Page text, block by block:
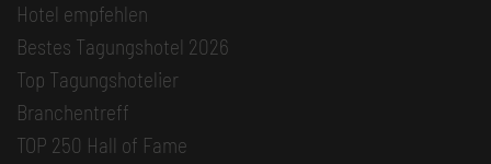
Hotel empfehlen
Bestes Tagungshotel 2026
Top Tagungshotelier
Branchentreff
TOP 250 Hall of Fame